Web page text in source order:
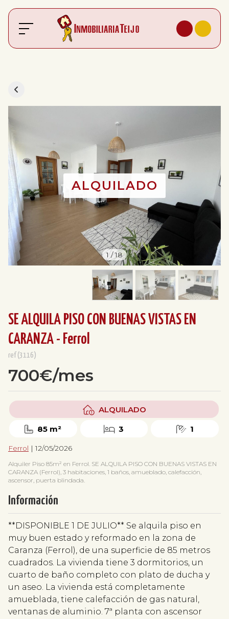
1/18
SE ALQUILA PISO CON BUENAS VISTAS EN
CARANZA - Ferrol
ref(3116)
700€/mes
ALQUILADO
85 m² 3 1
Ferrol | 12/05/2026
Alquiler Piso 85m² en Ferrol. SE ALQUILA PISO CON BUENAS VISTAS EN
CARANZA (Ferrol), 3 habitaciones, 1 baños, amueblado, calefacción,
ascensor, puerta blindada.
Información
**DISPONIBLE 1 DE JULIO** Se alquila piso en
muy buen estado y reformado en la zona de
Caranza (Ferrol), de una superficie de 85 metros
cuadrados. La vivienda tiene 3 dormitorios, un
cuarto de baño completo con plato de ducha y
un aseo. La vivienda está completamente
amueblada, tiene calefacción de gas natural,
ventanas de aluminio. 7ª planta con ascensor